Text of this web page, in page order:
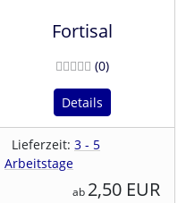
Fortisal
(0)
Details
Lieferzeit: 3 - 5
Arbeitstage
ab 2,50 EUR